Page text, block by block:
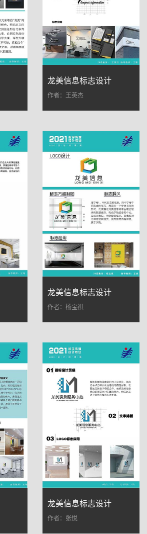
龙美信息标志设计
作者：王英杰
龙美信息标志设计
作者：杨宝祺
龙美信息标志设计
作者：张悦